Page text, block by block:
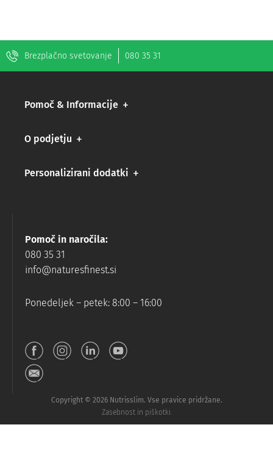
Brezplačno svetovanje 080 35 31
Pomoč & Informacije
O podjetju
Personalizirani dodatki
Pomoč in naročila:
080 35 31
info@naturesfinest.si
Ponedeljek – petek: 8:00 – 16:00
Copyright © 2026 Nutrisslim. Vse pravice pridržane.
Zasebnost in piškotki.